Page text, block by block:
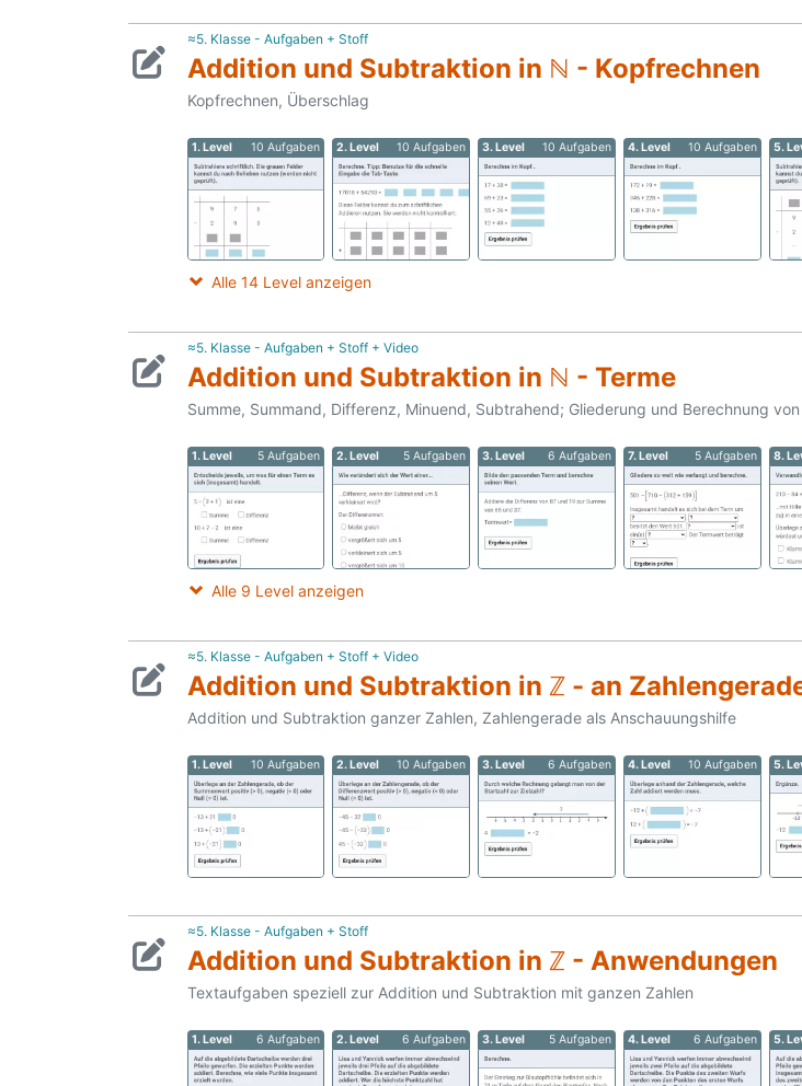
≈5. Klasse - Aufgaben + Stoff
Addition und Subtraktion in ℕ - Kopfrechnen
Kopfrechnen, Überschlag
1. Level 10 Aufgaben 2. Level 10 Aufgaben 3. Level 10 Aufgaben 4. Level 10 Aufgaben 5.
Alle 14 Level anzeigen
≈5. Klasse - Aufgaben + Stoff + Video
Addition und Subtraktion in ℕ - Terme
Summe, Summand, Differenz, Minuend, Subtrahend; Gliederung und Berechnung von
1. Level 5 Aufgaben 2. Level 5 Aufgaben 3. Level 6 Aufgaben 7. Level 5 Aufgaben 8.
Alle 9 Level anzeigen
≈5. Klasse - Aufgaben + Stoff + Video
Addition und Subtraktion in ℤ - an
Addition und Subtraktion ganzer Zahlen, Zahlengerade als Anschauungshilfe
1. Level 10 Aufgaben 2. Level 10 Aufgaben 3. Level 6 Aufgaben 4. Level 10 Aufgaben 5.
≈5. Klasse - Aufgaben + Stoff
Addition und Subtraktion in ℤ - Anwendungen
Textaufgaben speziell zur Addition und Subtraktion mit ganzen Zahlen
1. Level 6 Aufgaben 2. Level 6 Aufgaben 3. Level 5 Aufgaben 4. Level 6 Aufgaben 5.